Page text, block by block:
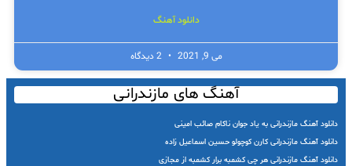
دانلود آهنگ
می 9, 2021 2 دیدگاه
آهنگ های مازندرانی
دانلود آهنگ مازندرانی به یاد جوان ناکام صائب امینی
دانلود آهنگ مازندرانی کارن کوچولو حسین اسماعیل زاده
دانلود آهنگ مازندرانی هر چی کشمبه برار کشمبه از مجازی